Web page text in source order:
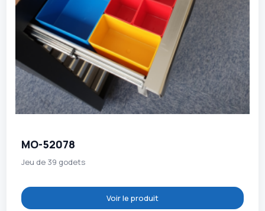
MO-52078
Jeu de 39 godets
Voir le produit